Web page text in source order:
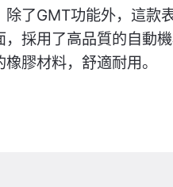
了GMT功能外，這款
採用了高品質的自動
膠材料，舒適耐用。